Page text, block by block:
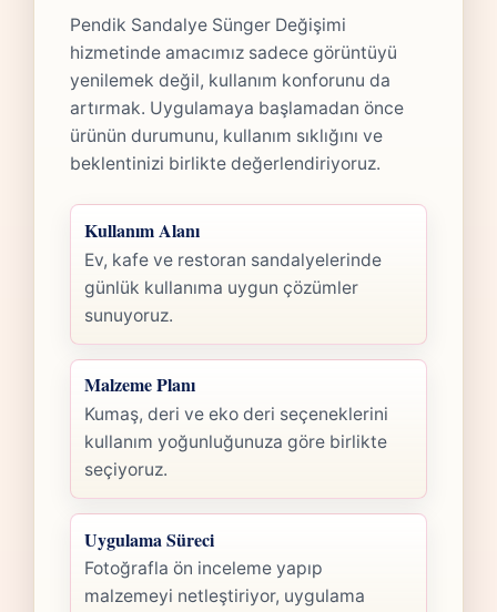
Pendik Sandalye Sünger Değişimi
hizmetinde amacımız sadece görüntüyü
yenilemek değil, kullanım konforunu da
artırmak. Uygulamaya başlamadan önce
ürünün durumunu, kullanım sıklığını ve
beklentinizi birlikte değerlendiriyoruz.
Kullanım Alanı
Ev, kafe ve restoran sandalyelerinde
günlük kullanıma uygun çözümler
sunuyoruz.
Malzeme Planı
Kumaş, deri ve eko deri seçeneklerini
kullanım yoğunluğunuza göre birlikte
seçiyoruz.
Uygulama Süreci
Fotoğrafla ön inceleme yapıp
malzemeyi netleştiriyor, uygulama